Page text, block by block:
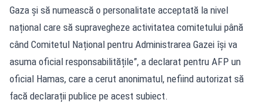
Gaza și să numească o personalitate acceptată la nivel
național care să supravegheze activitatea comitetului până
când Comitetul Național pentru Administrarea Gazei își va
asuma oficial responsabilitățile”, a declarat pentru AFP un
oficial Hamas, care a cerut anonimatul, nefiind autorizat să
facă declarații publice pe acest subiect.